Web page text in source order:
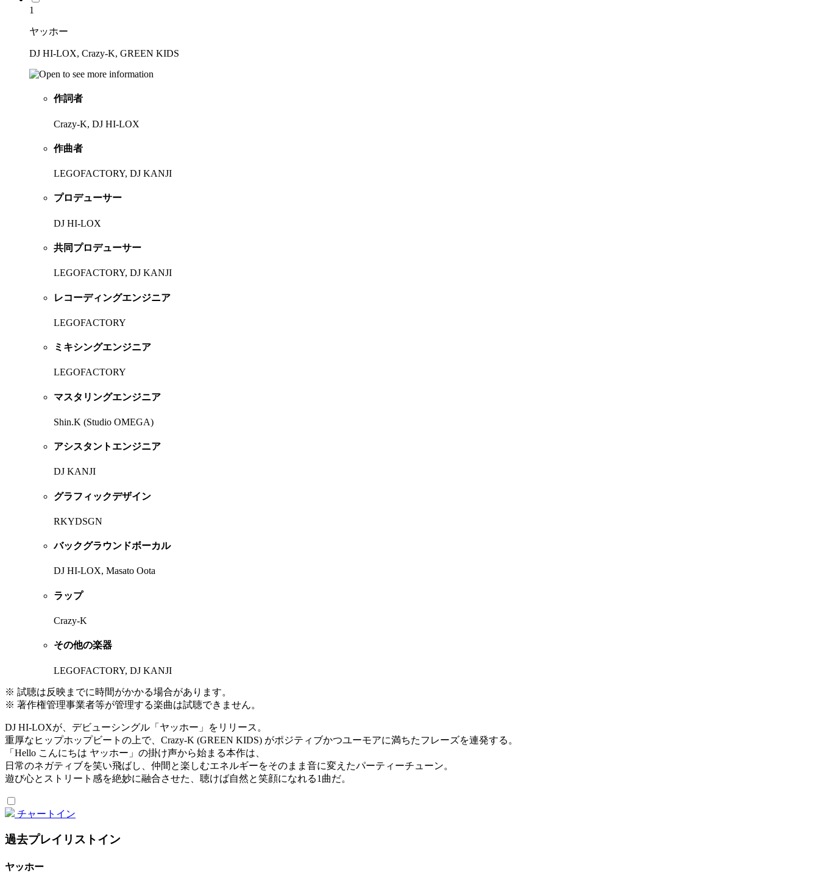
1
ヤッホー
DJ HI-LOX, Crazy-K, GREEN KIDS
作詞者
Crazy-K, DJ HI-LOX
作曲者
LEGOFACTORY, DJ KANJI
プロデューサー
DJ HI-LOX
共同プロデューサー
LEGOFACTORY, DJ KANJI
レコーディングエンジニア
LEGOFACTORY
ミキシングエンジニア
LEGOFACTORY
マスタリングエンジニア
Shin.K (Studio OMEGA)
アシスタントエンジニア
DJ KANJI
グラフィックデザイン
RKYDSGN
バックグラウンドボーカル
DJ HI-LOX, Masato Oota
ラップ
Crazy-K
その他の楽器
LEGOFACTORY, DJ KANJI
※ 試聴は反映までに時間がかかる場合があります。
※ 著作権管理事業者等が管理する楽曲は試聴できません。
DJ HI-LOXが、デビューシングル「ヤッホー」をリリース。
重厚なヒップホップビートの上で、Crazy-K (GREEN KIDS) がポジティブかつユーモアに満ちたフレーズを連発する。
「Hello こんにちは ヤッホー」の掛け声から始まる本作は、
日常のネガティブを笑い飛ばし、仲間と楽しむエネルギーをそのまま音に変えたパーティーチューン。
遊び心とストリート感を絶妙に融合させた、聴けば自然と笑顔になれる1曲だ。
チャートイン
過去プレイリストイン
ヤッホー